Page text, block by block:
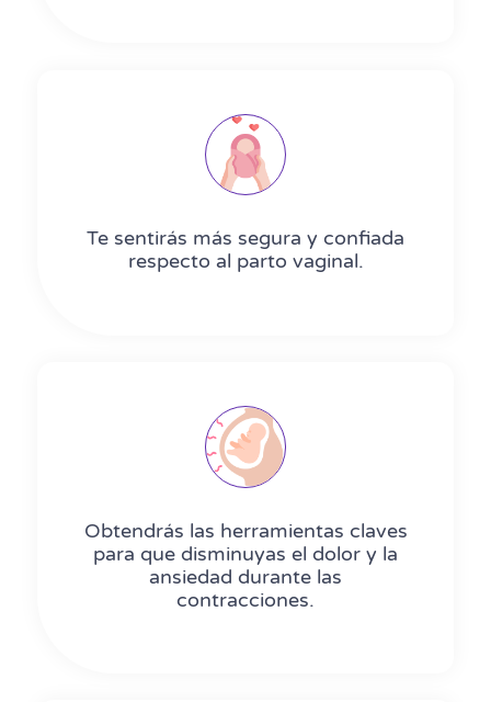
Te sentirás más segura y confiada
respecto al parto vaginal​​​​​​​​​​​​​​.
Obtendrás las herramientas claves
para que disminuyas el dolor y la
ansiedad durante las
contracciones.​​​​​​​